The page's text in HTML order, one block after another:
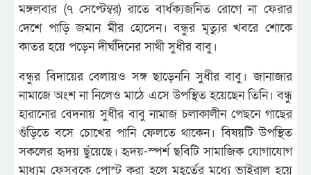
মঙ্গলবার (৭ সেপ্টেম্বর) রাতে বার্ধক্যজনিত রোগে না ফেরার
দেশে পাড়ি জমান মীর হোসেন। বন্ধুর মৃত্যুর খবরে শোকে
কাতর হয়ে পড়েন দীর্ঘদিনের সাথী সুধীর বাবু।
বন্ধুর বিদায়ের বেলায়ও সঙ্গ ছাড়েননি সুধীর বাবু। জানাজার
নামাজে অংশ না নিলেও মাঠে এসে উপস্থিত হয়েছেন তিনি। বন্ধু
হারানোর বেদনায় সুধীর বাবু নামাজ চলাকালীন পেছনে গাছের
গুঁড়িতে বসে চোখের পানি ফেলতে থাকেন। বিষয়টি উপস্থিত
সকলের হৃদয় ছুঁয়েছে। হৃদয়-স্পর্শ ছবিটি সামাজিক যোগাযোগ
মাধ্যম ফেসবুকে পোস্ট করা হলে মুহূর্তের মধ্যে ভাইরাল হয়ে